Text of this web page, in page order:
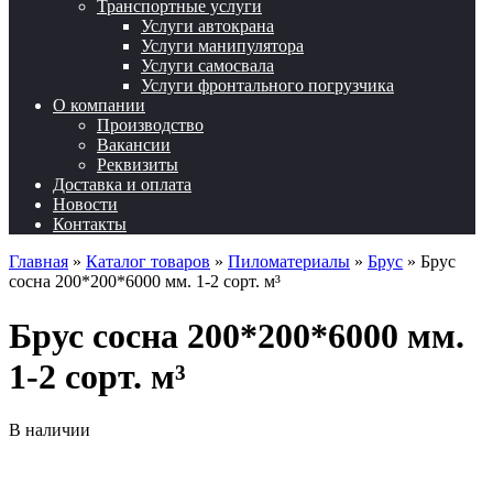
Транспортные услуги
Услуги автокрана
Услуги манипулятора
Услуги самосвала
Услуги фронтального погрузчика
О компании
Производство
Вакансии
Реквизиты
Доставка и оплата
Новости
Контакты
Главная » Каталог товаров » Пиломатериалы » Брус » Брус
сосна 200*200*6000 мм. 1-2 сорт. м³
Брус сосна 200*200*6000 мм.
1-2 сорт. м³
В наличии